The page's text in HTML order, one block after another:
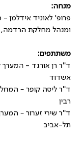
מנחה:
פרופ' לאוניד אידלמן
ומנהל מחלקת
משתתפים:
ד"ר רן אורגד - המערך
אשדוד
ד"ר ליסה קופר -
רבין
ד"ר שירי זערור -
תל-אביב